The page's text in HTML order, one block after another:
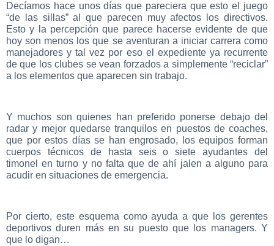
Decíamos hace unos días que pareciera que esto el juego
“de las sillas” al que parecen muy afectos los directivos.
Esto y la percepción que parece hacerse evidente de que
hoy son menos los que se aventuran a iniciar carrera como
manejadores y tal vez por eso el expediente ya recurrente
de que los clubes se vean forzados a simplemente “reciclar”
a los elementos que aparecen sin trabajo.
Y muchos son quienes han preferido ponerse debajo del
radar y mejor quedarse tranquilos en puestos de coaches,
que por estos días se han engrosado, los equipos forman
cuerpos técnicos de hasta seis o siete ayudantes del
timonel en turno y no falta que de ahí jalen a alguno para
acudir en situaciones de emergencia.
Por cierto, este esquema como ayuda a que los gerentes
deportivos duren más en su puesto que los managers. Y
que lo digan…